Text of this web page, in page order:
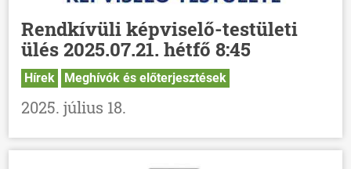
ÖNKORMÁNYZAT
ÜGYINTÉZÉS
KÖZÖSSÉG
Rendkívüli képviselő-testületi
ülés 2025.07.21. hétfő 8:45
Hírek Meghívók és előterjesztések
2025. július 18.